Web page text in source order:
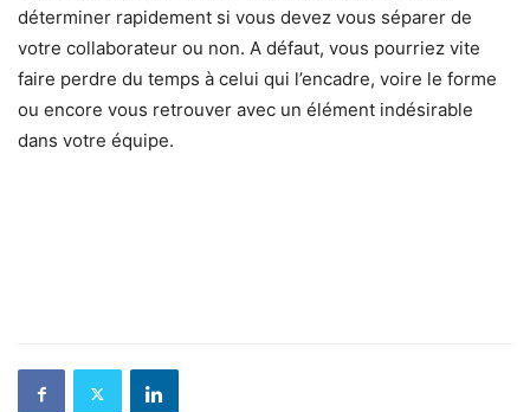
déterminer rapidement si vous devez vous séparer de
votre collaborateur ou non. A défaut, vous pourriez vite
faire perdre du temps à celui qui l’encadre, voire le forme
ou encore vous retrouver avec un élément indésirable
dans votre équipe.